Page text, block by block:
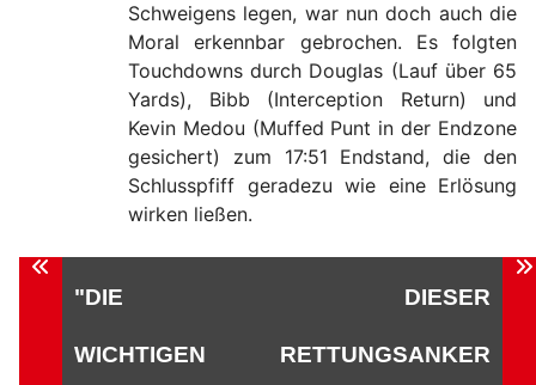
Schweigens legen, war nun doch auch die
Moral erkennbar gebrochen. Es folgten
Touchdowns durch Douglas (Lauf über 65
Yards), Bibb (Interception Return) und
Kevin Medou (Muffed Punt in der Endzone
gesichert) zum 17:51 Endstand, die den
Schlusspfiff geradezu wie eine Erlösung
wirken ließen.
Beitragsnavigation
"DIE
WICHTIGEN
DIESER
RETTUNGSANKER